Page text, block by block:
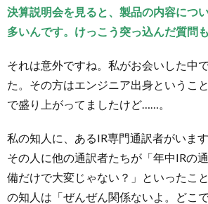
決算説明会を見ると、製品の内容につ
多いんです。けっこう突っ込んだ質問も
それは意外ですね。私がお会いした中
た。その方はエンジニア出身というこ
で盛り上がってましたけど……。
私の知人に、あるIR専門通訳者がいます
その人に他の通訳者たちが「年中IRの
備だけで大変じゃない？」といったこ
の知人は「ぜんぜん関係ないよ。どこ